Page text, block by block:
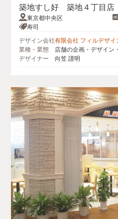
築地すし好 築地４丁目店
東京都中央区
寿司
デザイン会社有限会社 フィルデザイ
業種・業態
店舗の企画・デザイン
デザイナー
向笠 謹明